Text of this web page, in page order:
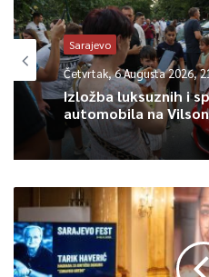
Njihov jedini neuspjeh na
Hercegovinom, u kojem Giannis
Turska je potvrdila status
govorilo prije početka turnira.
Međutim, selektor Ergin
gotovo sigurno ga udaljava od
značajno oslabiti turske redove.
Duel Grčke i Turske zakazan je
Sarajevo
Četvrtak, 6 Augusta 2026,
Izložba luksuznih i
automobila na